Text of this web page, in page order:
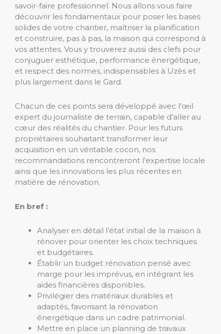
savoir-faire professionnel. Nous allons vous faire
découvrir les fondamentaux pour poser les bases
solides de votre chantier, maîtriser la planification
et construire, pas à pas, la maison qui correspond à
vos attentes. Vous y trouverez aussi des clefs pour
conjuguer esthétique, performance énergétique,
et respect des normes, indispensables à Uzès et
plus largement dans le Gard.
Chacun de ces points sera développé avec l’œil
expert du journaliste de terrain, capable d’aller au
cœur des réalités du chantier. Pour les futurs
propriétaires souhaitant transformer leur
acquisition en un véritable cocon, nos
recommandations rencontreront l’expertise locale
ainsi que les innovations les plus récentes en
matière de rénovation.
En bref :
Analyser en détail l’état initial de la maison à
rénover pour orienter les choix techniques
et budgétaires.
Établir un budget rénovation pensé avec
marge pour les imprévus, en intégrant les
aides financières disponibles.
Privilégier des matériaux durables et
adaptés, favorisant la rénovation
énergétique dans un cadre patrimonial.
Mettre en place un planning de travaux